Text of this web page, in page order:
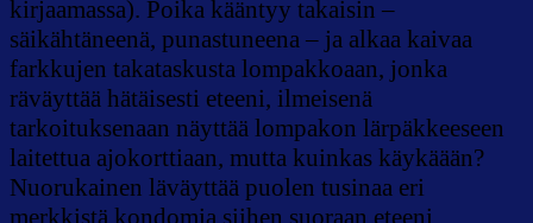
kirjaamassa). Poika kääntyy takaisin –
säikähtäneenä, punastuneena – ja alkaa kaivaa
farkkujen takataskusta lompakkoaan, jonka
räväyttää hätäisesti eteeni, ilmeisenä
tarkoituksenaan näyttää lompakon lärpäkkeeseen
laitettua ajokorttiaan, mutta kuinkas käykäään?
Nuorukainen läväyttää puolen tusinaa eri
merkkistä kondomia siihen suoraan eteeni